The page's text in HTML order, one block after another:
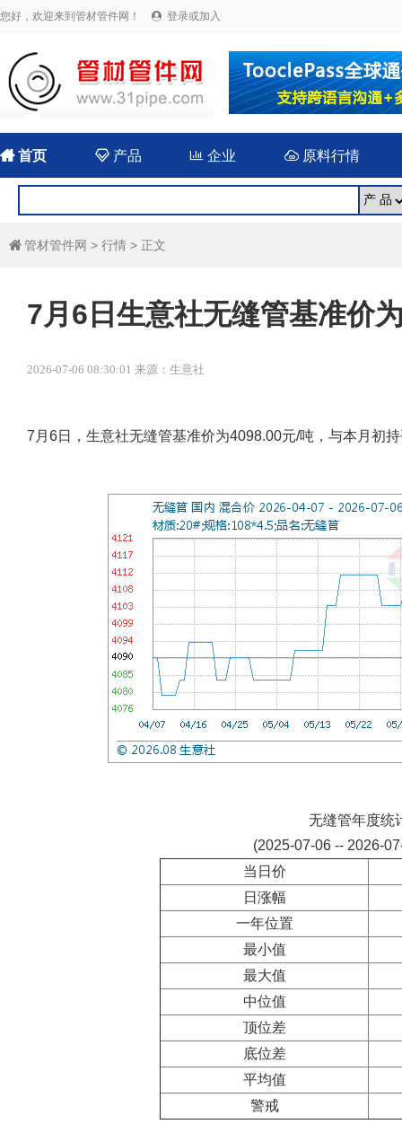
您好，欢迎来到管材管件网！  登录或加入
首页 产品  企业 原料行情
 管材管件网 > 行情 > 正文
7月6日生意社无缝管基准价
2026-07-06 08:30:01 来源：生意社
7月6日，生意社无缝管基准价为4098.00元/吨，与本月初
无缝管年度统
(2025-07-06 -- 2026-
当日价
日涨幅
一年位置
最小值
最大值
中位值
顶位差
底位差
平均值
警戒